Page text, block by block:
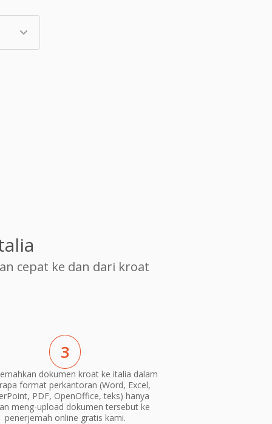
cepat ke dan dari kroat
3
dokumen kroat ke italia dalam
format perkantoran (Word, Excel,
PDF, OpenOffice, teks) hanya
meng-upload dokumen tersebut ke
penerjemah online gratis kami.